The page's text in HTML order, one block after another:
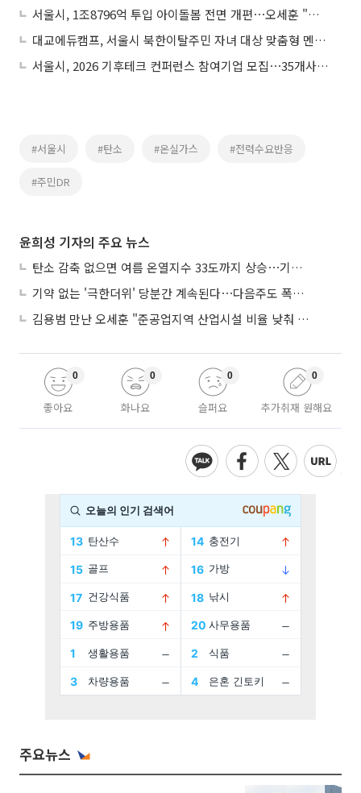
서울시, 1조8796억 투입 아이돌봄 전면 개편⋯오세훈 "선심성 정책 아니야"
대교에듀캠프, 서울시 북한이탈주민 자녀 대상 맞춤형 멘토링 지속
서울시, 2026 기후테크 컨퍼런스 참여기업 모집⋯35개사 선정
#서울시 #탄소 #온실가스 #전력수요반응
#주민DR
윤희성 기자의 주요 뉴스
탄소 감축 없으면 여름 온열지수 33도까지 상승⋯기상청, 2100년 미래전망
기약 없는 '극한더위' 당분간 계속된다⋯다음주도 폭염·열대야 지속
김용범 만난 오세훈 "준공업지역 산업시설 비율 낮춰 공급 늘려야"
좋아요
0
화나요
0
슬퍼요
0
추가취재 원해요
0
주요뉴스